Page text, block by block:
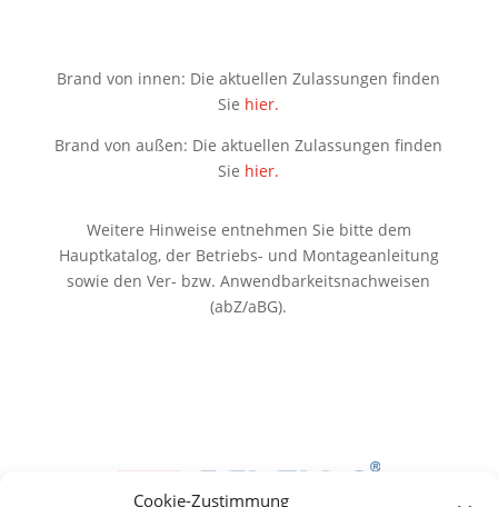
Cookie-Zustimmung
Brand von innen: Die aktuellen Zulassungen finden
Sie hier.
Brand von außen: Die aktuellen Zulassungen finden
Sie hier.
Weitere Hinweise entnehmen Sie bitte dem
Hauptkatalog, der Betriebs- und Montageanleitung
sowie den Ver- bzw. Anwendbarkeitsnachweisen
(abZ/aBG).